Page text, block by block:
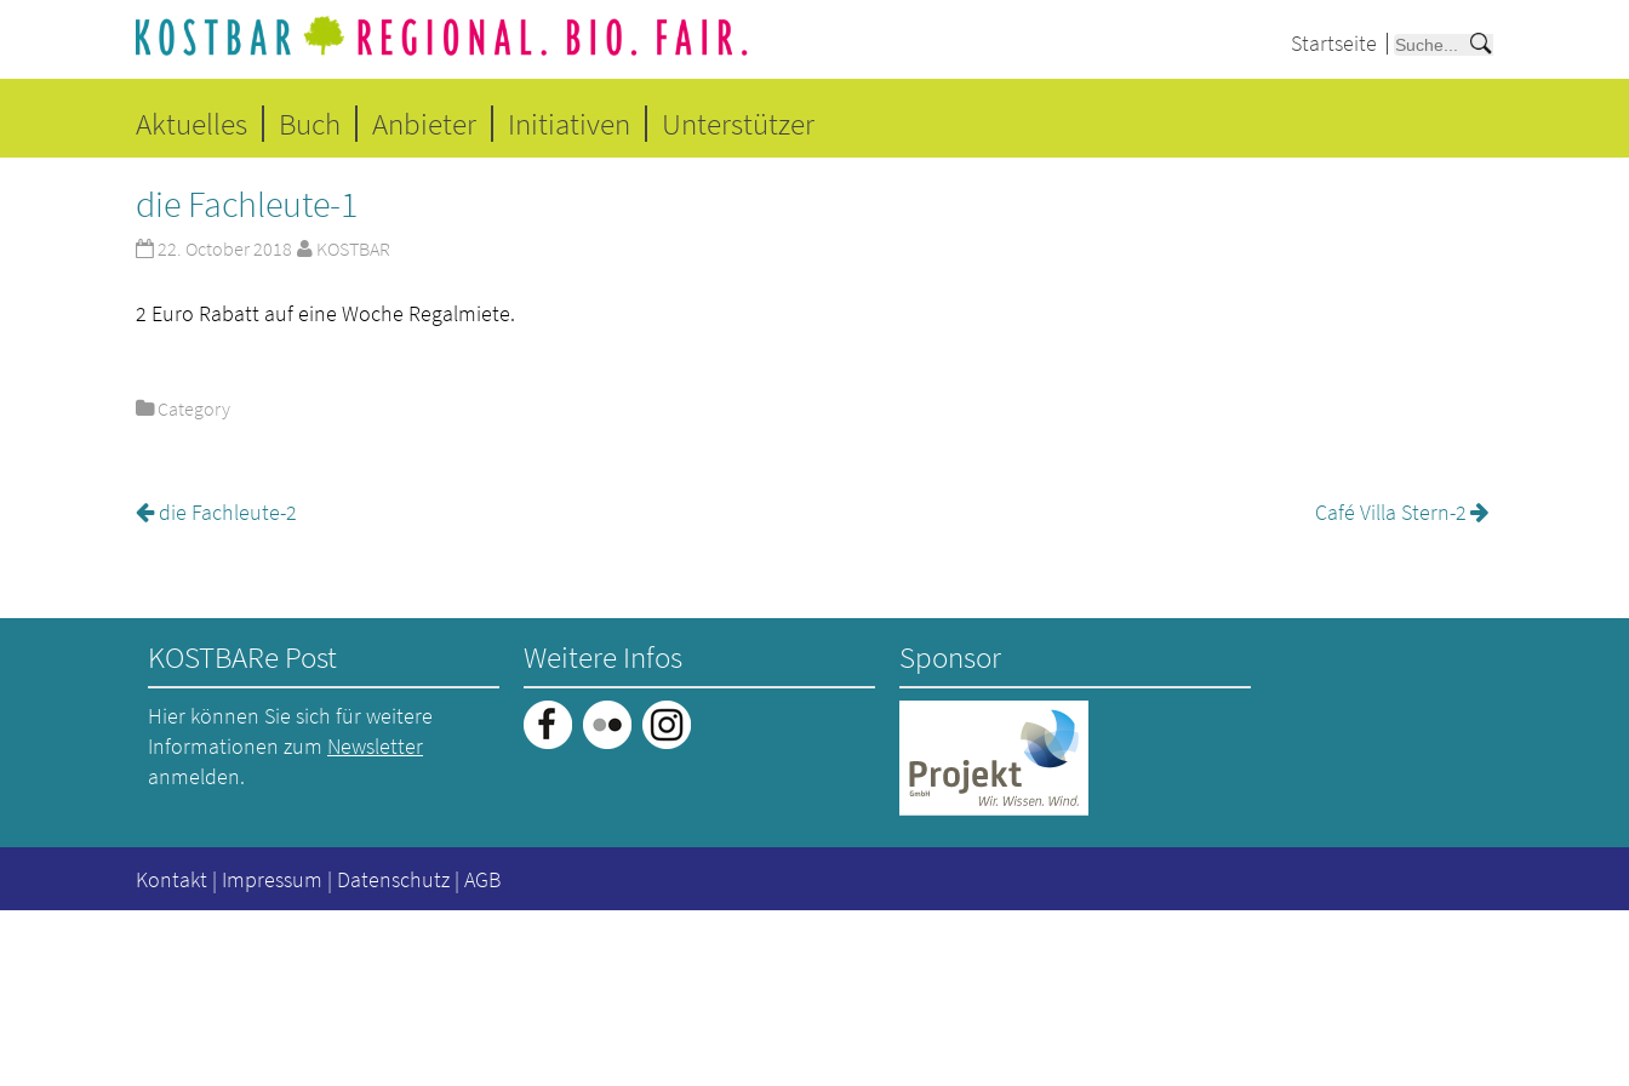
Startseite
Aktuelles Buch Anbieter Initiativen Unterstützer
die Fachleute-1
22. October 2018 KOSTBAR
2 Euro Rabatt auf eine Woche Regalmiete.
Category
die Fachleute-2 Café Villa Stern-2
KOSTBARe Post
Hier können Sie sich für weitere
Informationen zum Newsletter
anmelden.
Weitere Infos Sponsor
Kontakt | Impressum | Datenschutz | AGB